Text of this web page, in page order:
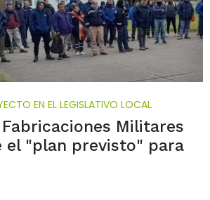
EN EL LEGISLATIVO LOCAL
Militares
el "plan previsto" para